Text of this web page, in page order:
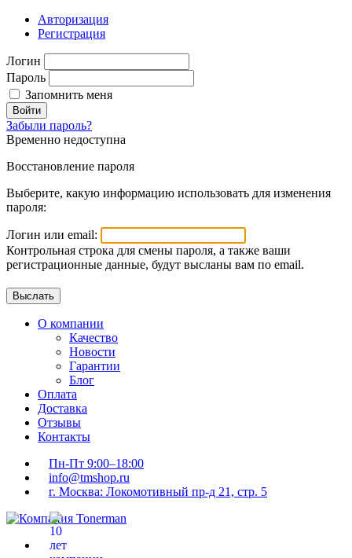
Авторизация
Регистрация
Логин
Пароль
Запомнить меня
Войти
Забыли пароль?
Временно недоступна
Восстановление пароля
Выберите, какую информацию использовать для изменения
пароля:
Логин или email:
Контрольная строка для смены пароля, а также ваши
регистрационные данные, будут высланы вам по email.
О компании
Качество
Новости
Гарантии
Блог
Оплата
Доставка
Отзывы
Контакты
Пн-Пт 9:00–18:00
info@tmshop.ru
г. Москва: Локомотивный пр-д 21, стр. 5